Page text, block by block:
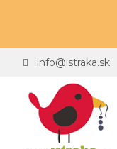
info@istraka.sk